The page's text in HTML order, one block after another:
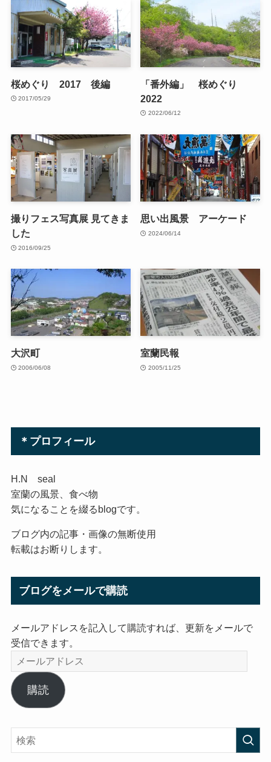
桜めぐり 2017 後編
2017/05/29
「番外編」 桜めぐり
2022
2022/06/12
撮りフェス写真展 見てきま
した
2016/09/25
思い出風景 アーケード
2024/06/14
大沢町
2006/06/08
室蘭民報
2005/11/25
＊プロフィール
H.N seal
室蘭の風景、食べ物
気になることを綴るblogです。
ブログ内の記事・画像の無断使用
転載はお断りします。
ブログをメールで購読
メールアドレスを記入して購読すれば、更新をメールで
受信できます。
メ
ー
ル
ア
ス
購読